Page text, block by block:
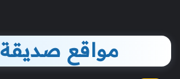
مواقع صديقة